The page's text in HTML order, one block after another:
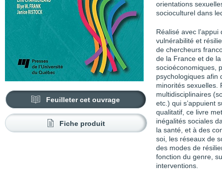
Feuilleter cet ouvrage
Fiche produit
orientations
socioculturel dans
Réalisé avec
vulnérabilité et
de chercheurs
de la France et de
socioéconomiques,
psychologiques afin
minorités sexuelles.
multidisciplinaires
etc.) qui s’appuient
qualitatif, ce livre
inégalités sociales
la santé, et à des
soi, les réseaux de
des modes de
fonction du genre,
interventions.